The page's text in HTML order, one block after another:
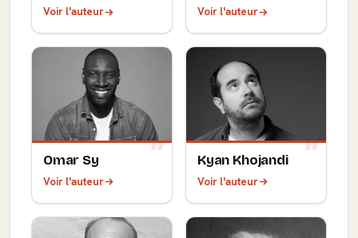
Voir l'auteur Voir l'auteur
Omar Sy
Voir l'auteur
Kyan Khojandi
Voir l'auteur